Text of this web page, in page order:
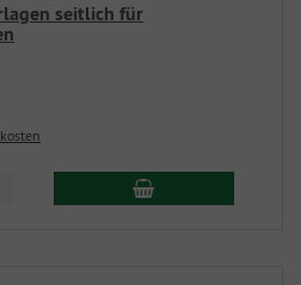
seitlich für